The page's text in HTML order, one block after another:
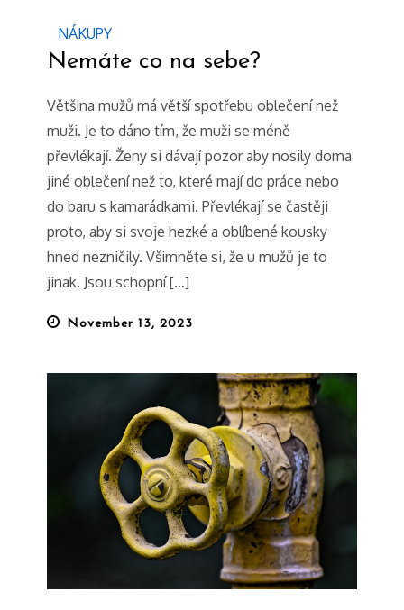
NÁKUPY
Nemáte co na sebe?
Většina mužů má větší spotřebu oblečení než
muži. Je to dáno tím, že muži se méně
převlékají. Ženy si dávají pozor aby nosily doma
jiné oblečení než to, které mají do práce nebo
do baru s kamarádkami. Převlékají se častěji
proto, aby si svoje hezké a oblíbené kousky
hned nezničily. Všimněte si, že u mužů je to
jinak. Jsou schopní […]
PostedNovember 13, 2023